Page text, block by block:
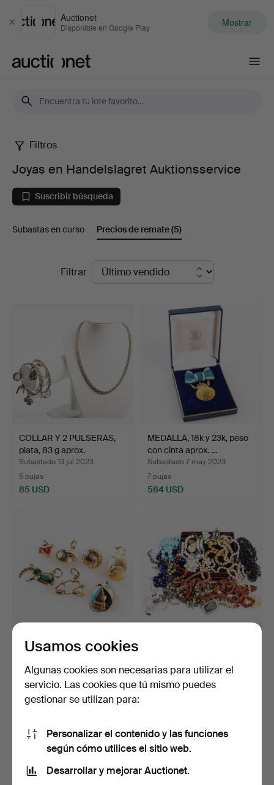
Cerrar
Auctionet
Disponible en Google Play Mostrar
Joyas
en
Handelslagret
Auktionsservice
Filtros
Joyas en Handelslagret Auktionsservice
Suscribir búsqueda
Subastas en curso Precios de remate(5)
Filtrar
COLLAR Y 2 PULSERAS,
plata, 83 g aprox.
Subastado 13 jul 2023
5 pujas
85 USD
MEDALLA, 18k y 23k, peso
con cinta aprox. …
Subastado 7 may 2023
7 pujas
584 USD
DIJES / COLGANTE, oro
Subastado 23 feb 2023
4 pujas
288 USD
Subastado 17 feb 2023
4 pujas
Usamos cookies
Algunas cookies son necesarias para utilizar el
servicio. Las cookies que tú mismo puedes
gestionar se utilizan para:
Personalizar el contenido y las funciones
según cómo utilices el sitio web.
Desarrollar y mejorar Auctionet.